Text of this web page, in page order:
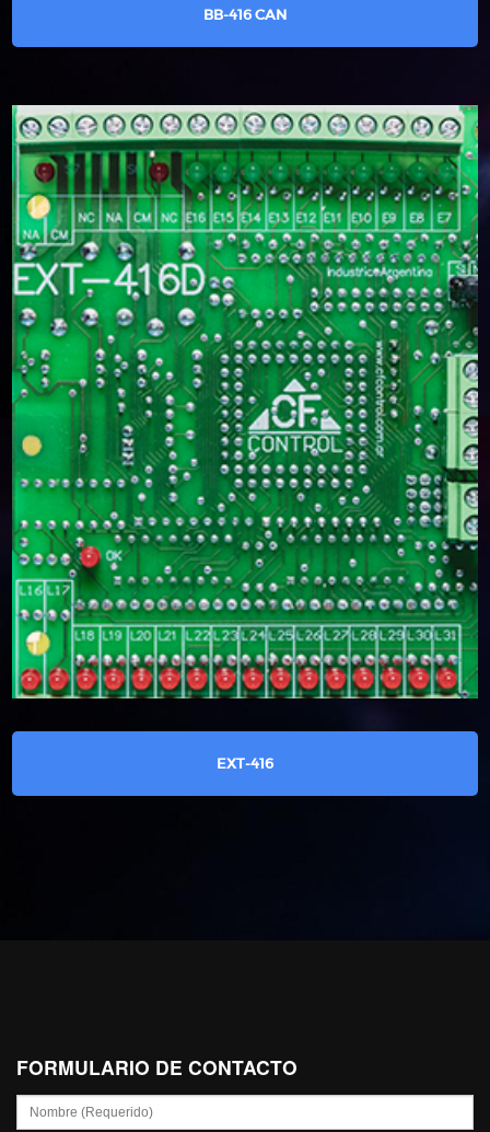
BB-416 CAN
EXT-416
FORMULARIO DE CONTACTO